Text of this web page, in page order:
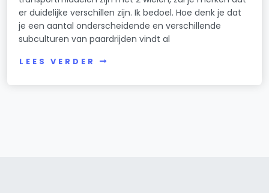
er duidelijke verschillen zijn. Ik bedoel. Hoe denk je dat
je een aantal onderscheidende en verschillende
subculturen van paardrijden vindt al
LEES VERDER